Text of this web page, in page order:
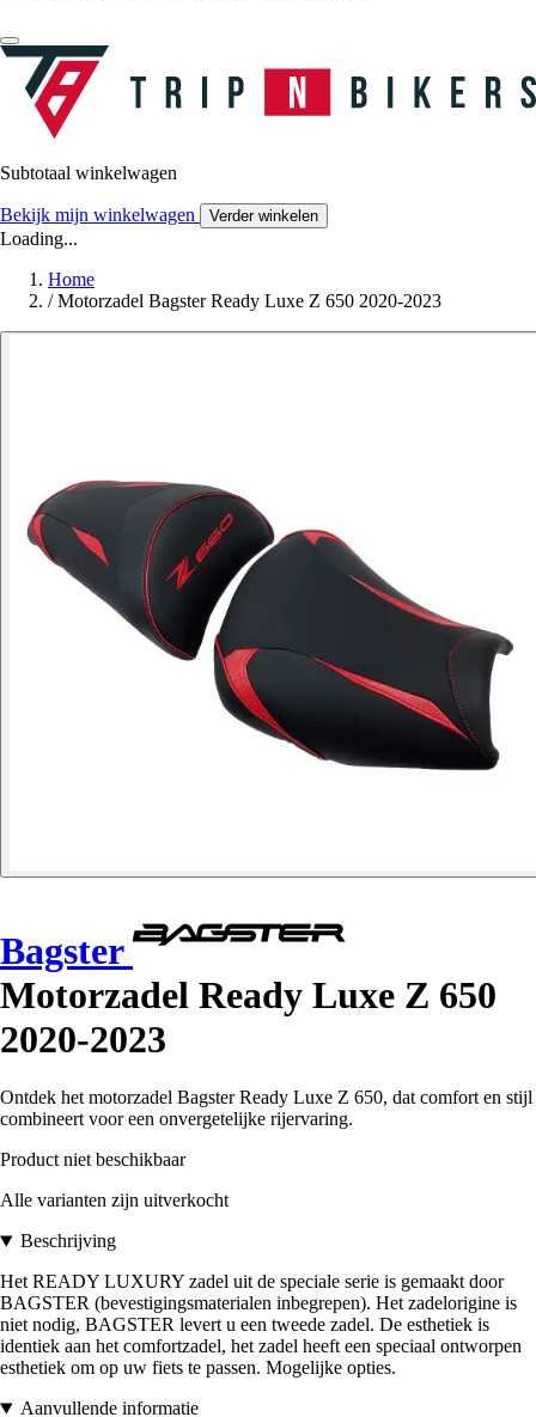
Subtotaal winkelwagen
Bekijk mijn winkelwagen Verder winkelen
Loading...
Home
/ Motorzadel Bagster Ready Luxe Z 650 2020-2023
Bagster
Motorzadel Ready Luxe Z 650
2020-2023
Ontdek het motorzadel Bagster Ready Luxe Z 650, dat comfort en stijl
combineert voor een onvergetelijke rijervaring.
Product niet beschikbaar
Alle varianten zijn uitverkocht
Beschrijving
Het READY LUXURY zadel uit de speciale serie is gemaakt door
BAGSTER (bevestigingsmaterialen inbegrepen). Het zadelorigine is
niet nodig, BAGSTER levert u een tweede zadel. De esthetiek is
identiek aan het comfortzadel, het zadel heeft een speciaal ontworpen
esthetiek om op uw fiets te passen. Mogelijke opties.
Aanvullende informatie